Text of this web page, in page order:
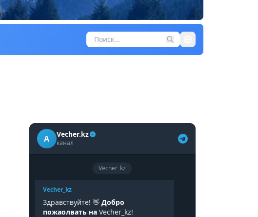
A Vecher.kz
канал
Vecher_kz
Vecher_kz
Здравствуйте! 👋 Добро
пожаолвать наVecher_kz!